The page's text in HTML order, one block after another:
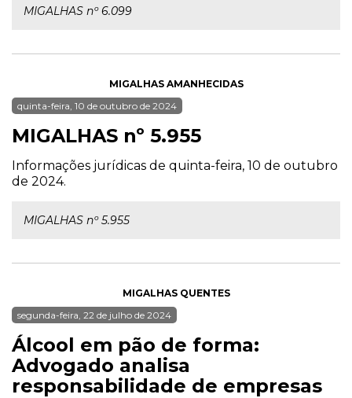
MIGALHAS nº 6.099
MIGALHAS AMANHECIDAS
quinta-feira, 10 de outubro de 2024
MIGALHAS nº 5.955
Informações jurídicas de quinta-feira, 10 de outubro
de 2024.
MIGALHAS nº 5.955
MIGALHAS QUENTES
segunda-feira, 22 de julho de 2024
Álcool em pão de forma:
Advogado analisa
responsabilidade de empresas